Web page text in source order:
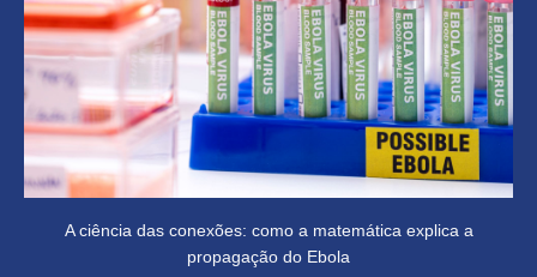
A ciência das conexões: como a matemática explica a
propagação do Ebola